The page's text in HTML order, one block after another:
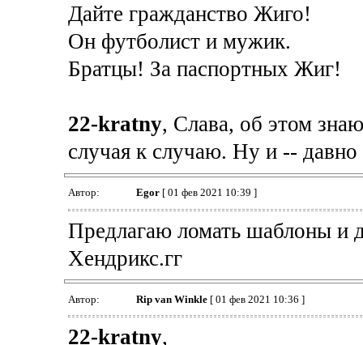
Дайте гражданство Жиго!
Он футболист и мужик.
Братцы! За паспортных Жиг!
22-kratny, Слава, об этом
случая к случаю. Ну и --
Автор: Egor[ 01 фев 2021 10:39 ]
Предлагаю ломать шаблоны и
Хендрикс.гг
Автор: Rip van Winkle[ 01 фев 2021 10:36 ]
22-kratny,